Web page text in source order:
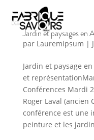
Jardin et paysages en
par Lauremipsum |
Jardin et paysage
et
Conférences Mardi
Roger Laval (ancien
conférence est une
peinture et les